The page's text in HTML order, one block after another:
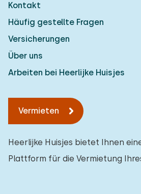
Kontakt
Häufig gestellte Fragen
Versicherungen
Über uns
Arbeiten bei Heerlijke Huisjes
Vermieten
Heerlijke Huisjes bietet Ihnen
Plattform für die Vermietung